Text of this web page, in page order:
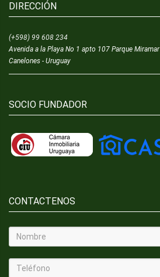
DIRECCIÓN
(+598) 99 608 234
Avenida a la Playa No 1 apto 107 Parque Miramar
Canelones - Uruguay
SOCIO FUNDADOR
CONTACTENOS